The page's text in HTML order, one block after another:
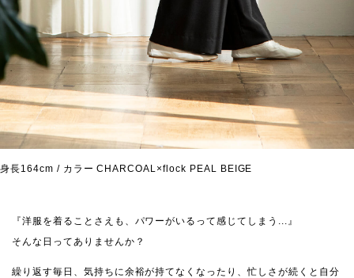
身長164cm / カラー CHARCOAL×flock PEAL BEIGE
『洋服を着ることさえも、パワーがいるって感じてしまう...』
そんな日ってありませんか？
繰り返す毎日、気持ちに余裕が持てなくなったり、忙しさが続くと自分